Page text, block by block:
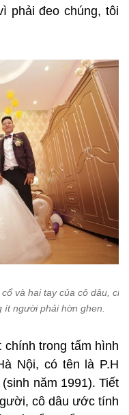
phải đeo chúng, tôi
và hai tay của cô dâu,
người phải hờn ghen.
trong tấm hình
Nội, có tên là P.H
năm 1991). Tiết
cô dâu ước tính